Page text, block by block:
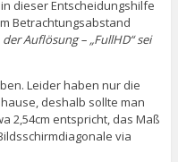
dieser Entscheidungshilfe
Betrachtungsabstand
Auflösung – „FullHD“ sei
Leider haben nur die
deshalb sollte man
2,54cm entspricht, das Maß
via